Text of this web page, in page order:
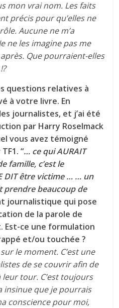
mon vrai nom. Les faits
précis pour qu’elles ne
Aucune ne m’a
ne les imagine pas me
Que pourraient-elles
questions relatives à
à votre livre. En
journalistes, et j’ai été
par Harry Roselmack
vous avez témoigné
“… ce qui AURAIT
famille, c’est le
DIT être victime … … un
prendre beaucoup de
journalistique qui pose
de la parole de
Est-ce une formulation
et/ou touchée ?
le moment. C’est une
de se couvrir afin de
tour. C’est toujours
insinue que je pourrais
conscience pour moi,